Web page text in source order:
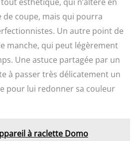
coupe, mais qui pourra
Un autre point de
manche, qui peut légèrement
Une astuce partagée par un
à passer très délicatement un
pour lui redonner sa couleur
à raclette Domo